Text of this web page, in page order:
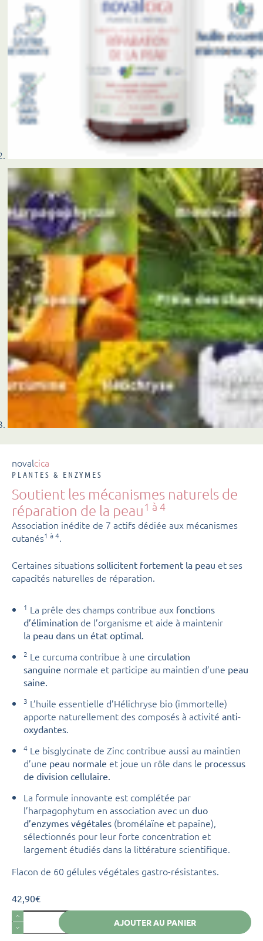
novalcica
PLANTES & ENZYMES
Soutient les mécanismes naturels de
réparation de la peau1 à 4
Association inédite de 7 actifs dédiée aux mécanismes
cutanés1 à 4.
Certaines situations sollicitent fortement la peau et ses
capacités naturelles de réparation.
1 La prêle des champs contribue aux fonctions
d’élimination de l’organisme et aide à maintenir
la peau dans un état optimal.
2 Le curcuma contribue à une circulation
sanguine normale et participe au maintien d’une peau
saine.
3 L’huile essentielle d’Hélichryse bio (immortelle)
apporte naturellement des composés à activité anti-
oxydantes.
4 Le bisglycinate de Zinc contribue aussi au maintien
d’une peau normale et joue un rôle dans le processus
de division cellulaire.
La formule innovante est complétée par
l’harpagophytum en association avec un duo
d’enzymes végétales (bromélaïne et papaïne),
sélectionnés pour leur forte concentration et
largement étudiés dans la littérature scientifique.
Flacon de 60 gélules végétales gastro-résistantes.
42,90€
quantité
de
AJOUTER AU PANIER